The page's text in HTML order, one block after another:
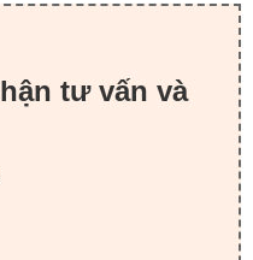
tư vấn và